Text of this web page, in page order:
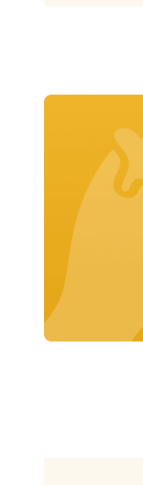
1x € 4,95